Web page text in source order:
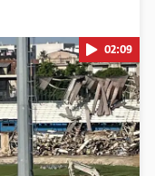
02:09